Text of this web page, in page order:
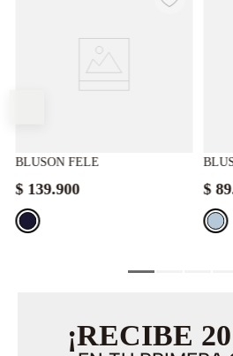
BLUSON FELE
$ 139.900 $ 89
¡RECIBE